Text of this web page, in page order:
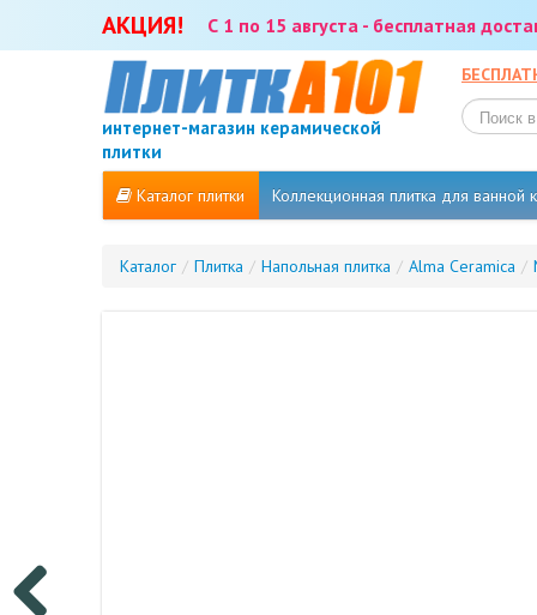
АКЦИЯ! С 1 по 15 августа - бесплатная
интернет-магазин керамической
плитки
Каталог плитки Коллекционная плитка для ванной
Каталог / Плитка / Напольная плитка / Alma Ceramica /